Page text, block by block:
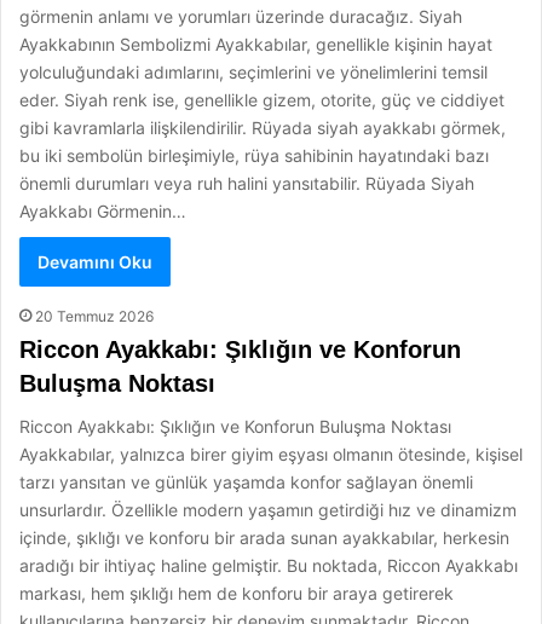
görmenin anlamı ve yorumları üzerinde duracağız. Siyah
Ayakkabının Sembolizmi Ayakkabılar, genellikle kişinin hayat
yolculuğundaki adımlarını, seçimlerini ve yönelimlerini temsil
eder. Siyah renk ise, genellikle gizem, otorite, güç ve ciddiyet
gibi kavramlarla ilişkilendirilir. Rüyada siyah ayakkabı görmek,
bu iki sembolün birleşimiyle, rüya sahibinin hayatındaki bazı
önemli durumları veya ruh halini yansıtabilir. Rüyada Siyah
Ayakkabı Görmenin…
Devamını Oku
20 Temmuz 2026
Riccon Ayakkabı: Şıklığın ve Konforun
Buluşma Noktası
Riccon Ayakkabı: Şıklığın ve Konforun Buluşma Noktası
Ayakkabılar, yalnızca birer giyim eşyası olmanın ötesinde, kişisel
tarzı yansıtan ve günlük yaşamda konfor sağlayan önemli
unsurlardır. Özellikle modern yaşamın getirdiği hız ve dinamizm
içinde, şıklığı ve konforu bir arada sunan ayakkabılar, herkesin
aradığı bir ihtiyaç haline gelmiştir. Bu noktada, Riccon Ayakkabı
markası, hem şıklığı hem de konforu bir araya getirerek